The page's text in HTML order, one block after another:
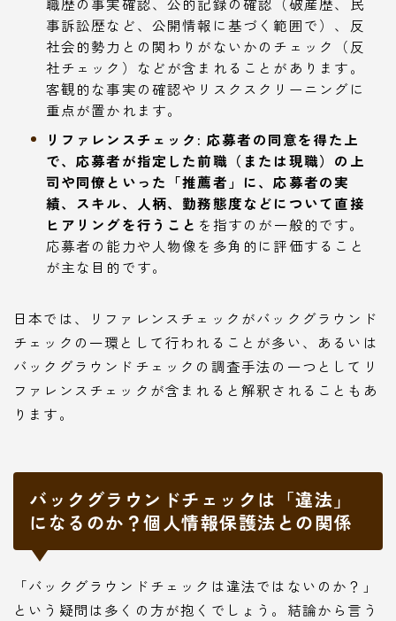
事訴訟歴など、公開情報に基づく範囲で）、反
社会的勢力との関わりがないかのチェック（反
社チェック）などが含まれることがあります。
客観的な事実の確認やリスクスクリーニングに
重点が置かれます。
リファレンスチェック: 応募者の同意を得た上
で、応募者が指定した前職（または現職）の上
司や同僚といった「推薦者」に、応募者の実
績、スキル、人柄、勤務態度などについて直接
ヒアリングを行うこと を指すのが一般的です。
応募者の能力や人物像を多角的に評価すること
が主な目的です。
日本では、リファレンスチェックがバックグラウンド
チェックの一環として行われることが多い、あるいは
バックグラウンドチェックの調査手法の一つとしてリ
ファレンスチェックが含まれると解釈されることもあ
ります。
バックグラウンドチェックは「違法」
になるのか？個人情報保護法との関係
「バックグラウンドチェックは違法ではないのか？」
という疑問は多くの方が抱くでしょう。結論から言う